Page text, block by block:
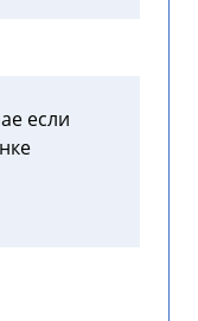
если